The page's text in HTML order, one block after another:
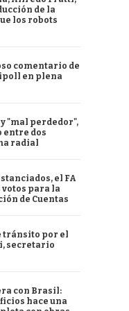
de la
los robots
comentario de
en plena
"mal perdedor",
entre dos
radial
el FA
para la
de Cuentas
tránsito por el
secretario
con Brasil:
hace una